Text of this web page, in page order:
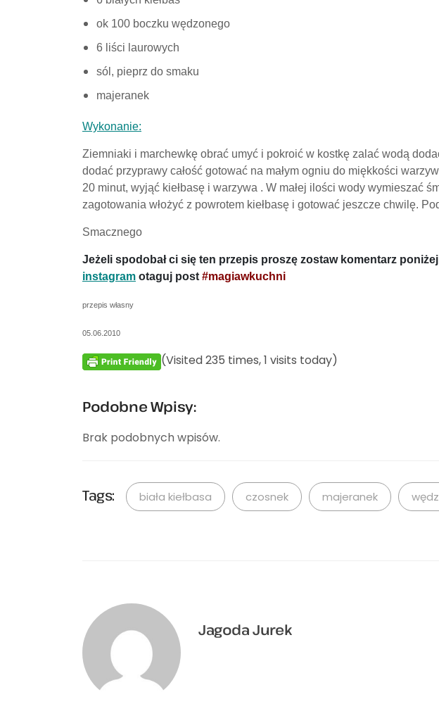
ok 100 boczku wędzonego
6 liści laurowych
sól, pieprz do smaku
majeranek
Wykonanie:
Ziemniaki i marchewkę obrać umyć i pokroić w kostkę zalać wodą
dodać przyprawy całość gotować na małym ogniu do miękkości
20 minut, wyjąć kiełbasę i warzywa . W małej ilości wody wymieszać
zagotowania włożyć z powrotem kiełbasę i gotować jeszcze chwilę.
Smacznego
Jeżeli spodobał ci się ten przepis proszę zostaw komentarz
instagram otaguj post#magiawkuchni
przepis własny
05.06.2010
(Visited 235 times, 1 visits today)
Podobne Wpisy:
Brak podobnych wpisów.
Tags: biała kiełbasa czosnek majeranek
Jagoda Jurek